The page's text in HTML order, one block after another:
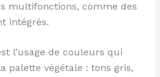
multifonctions, comme des
intégrés.
l’usage de couleurs qui
palette végétale : tons gris,